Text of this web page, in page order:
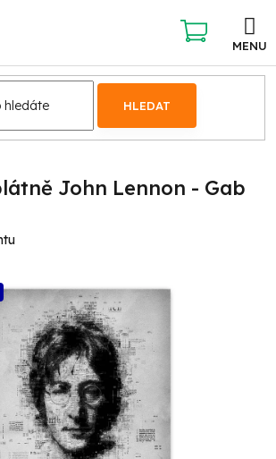
HLEDAT
NÁKUPNÍ
KOŠÍK
John Lennon - Gab